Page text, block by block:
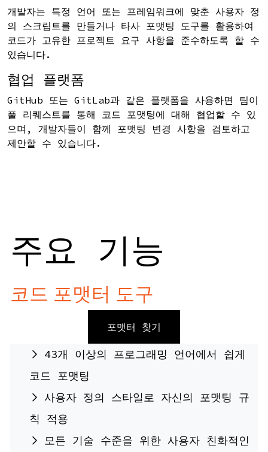
개발자는 특정 언어 또는 프레임워크에 맞춘 사용자 정
의 스크립트를 만들거나 타사 포맷팅 도구를 활용하여
코드가 고유한 프로젝트 요구 사항을 준수하도록 할 수
있습니다.
협업 플랫폼
GitHub 또는 GitLab과 같은 플랫폼을 사용하면 팀이
풀 리퀘스트를 통해 코드 포맷팅에 대해 협업할 수 있
으며, 개발자들이 함께 포맷팅 변경 사항을 검토하고
제안할 수 있습니다.
주요 기능
코드 포맷터 도구
포맷터 찾기
43개 이상의 프로그래밍 언어에서 쉽게
코드 포맷팅
사용자 정의 스타일로 자신의 포맷팅 규
칙 적용
모든 기술 수준을 위한 사용자 친화적인